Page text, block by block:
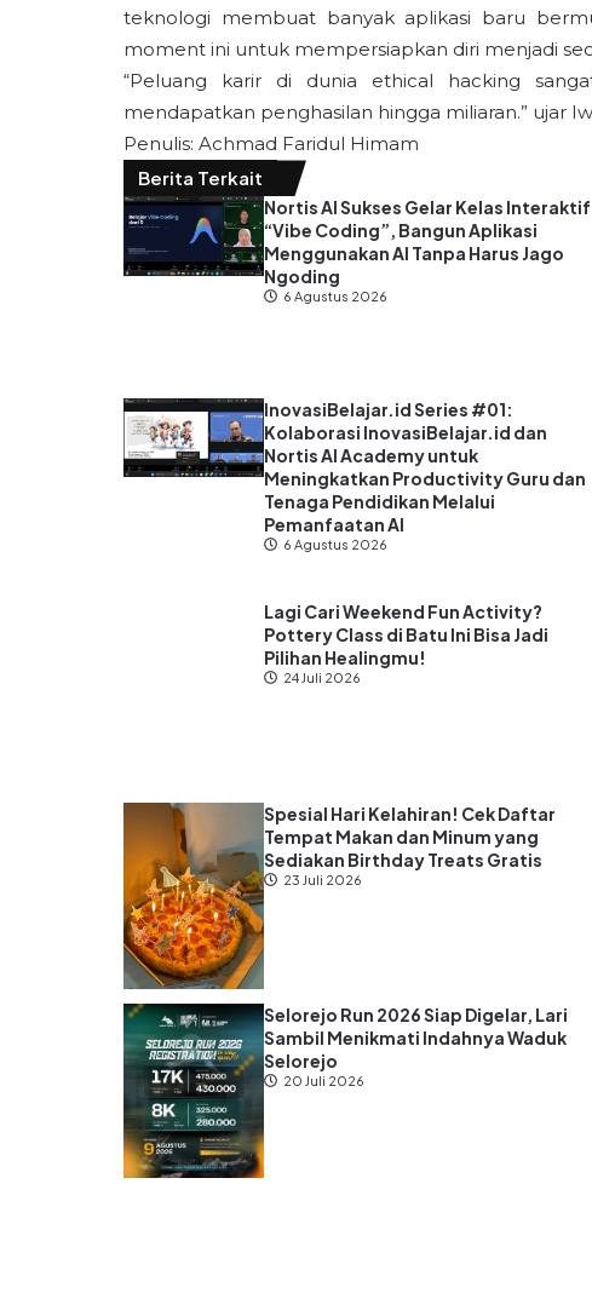
teknologi membuat banyak aplikasi baru
moment ini untuk mempersiapkan diri menjadi
“Peluang karir di dunia ethical hacking
mendapatkan penghasilan hingga miliaran.” ujar
Penulis: Achmad Faridul Himam
Berita Terkait
Nortis AI Sukses Gelar Kelas Interaktif
“Vibe Coding”, Bangun Aplikasi
Menggunakan AI Tanpa Harus Jago
Ngoding
6 Agustus 2026
InovasiBelajar.id Series #01:
Kolaborasi InovasiBelajar.id dan
Nortis AI Academy untuk
Meningkatkan Productivity Guru dan
Tenaga Pendidikan Melalui
Pemanfaatan AI
6 Agustus 2026
Lagi Cari Weekend Fun Activity?
Pottery Class di Batu Ini Bisa Jadi
Pilihan Healingmu!
24 Juli 2026
Spesial Hari Kelahiran! Cek Daftar
Tempat Makan dan Minum yang
Sediakan Birthday Treats Gratis
23 Juli 2026
Selorejo Run 2026 Siap Digelar, Lari
Sambil Menikmati Indahnya Waduk
Selorejo
20 Juli 2026